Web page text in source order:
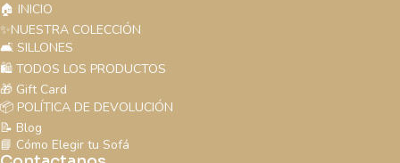
🏠 INICIO
✨NUESTRA COLECCIÓN
🛋️ SILLONES
🛍️ TODOS LOS PRODUCTOS
🎁 Gift Card
📦 POLÍTICA DE DEVOLUCIÓN
📝 Blog
📘 Cómo Elegir tu Sofá